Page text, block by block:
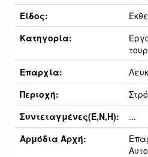
Είδος:
Κατηγορία:
Επαρχία:
Περιοχή:
Συντεταγμένες(E,N,H):
...
Αρμόδια Αρχή: